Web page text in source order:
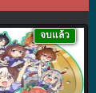
จบแล้ว